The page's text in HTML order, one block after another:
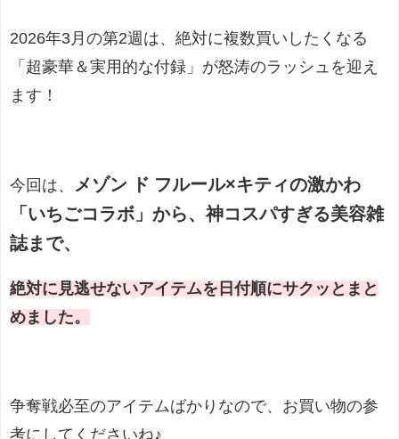
2026年3月の第2週は、絶対に複数買いしたくなる
「超豪華＆実用的な付録」が怒涛のラッシュを迎え
ます！
今回は、
メゾン ド フルール×キティの激かわ
「いちごコラボ」から、神コスパすぎる美容雑
誌まで、
絶対に見逃せないアイテムを日付順にサクッとまと
めました。
争奪戦必至のアイテムばかりなので、お買い物の参
考にしてくださいね♪